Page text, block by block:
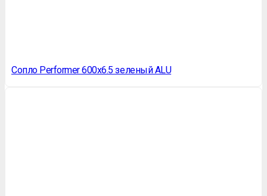
Сопло Performer 600х6.5 зеленый ALU